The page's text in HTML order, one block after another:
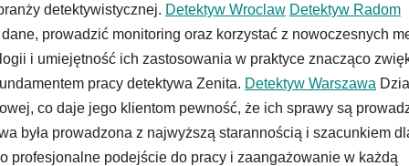
detektywistycznej. Detektyw Wroclaw Detektyw Radom
prowadzić monitoring oraz korzystać z nowoczesnych
i umiejętność ich zastosowania w praktyce znacząco
pracy detektywa Zenita. Detektyw Warszawa
co daje jego klientom pewność, że ich sprawy są
była prowadzona z najwyższą starannością i szacunkiem
profesjonalne podejście do pracy i zaangażowanie w każdą